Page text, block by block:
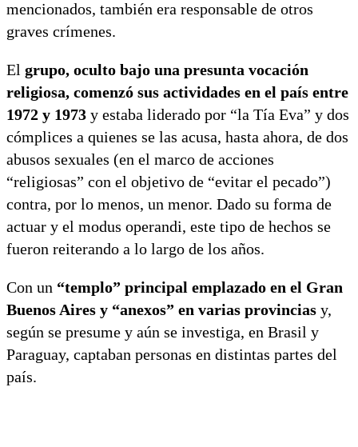
mencionados, también era responsable de otros
graves crímenes.
El grupo, oculto bajo una presunta vocación
religiosa, comenzó sus actividades en el país entre
1972 y 1973 y estaba liderado por “la Tía Eva” y dos
cómplices a quienes se las acusa, hasta ahora, de dos
abusos sexuales (en el marco de acciones
“religiosas” con el objetivo de “evitar el pecado”)
contra, por lo menos, un menor. Dado su forma de
actuar y el modus operandi, este tipo de hechos se
fueron reiterando a lo largo de los años.
Con un “templo” principal emplazado en el Gran
Buenos Aires y “anexos” en varias provincias y,
según se presume y aún se investiga, en Brasil y
Paraguay, captaban personas en distintas partes del
país.